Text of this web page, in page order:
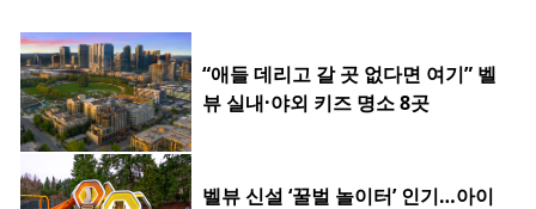
“애들 데리고 갈 곳 없다면 여기” 벨
뷰 실내·야외 키즈 명소 8곳
벨뷰 신설 ‘꿀벌 놀이터’ 인기…아이